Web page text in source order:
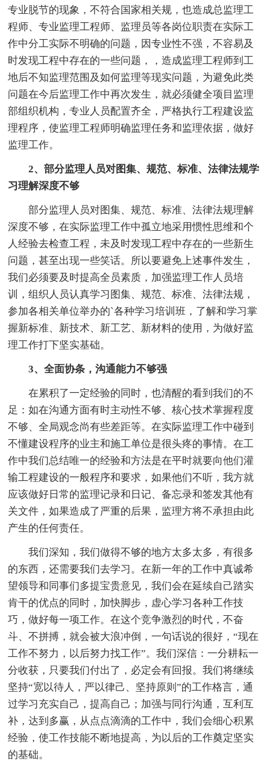
专业脱节的现象，不符合国家相关规，也造成总监理工
程师、专业监理工程师、监理员等各岗位职责在实际工
作中分工实际不明确的问题，因专业性不强，不容易及
时发现工程中存在的一些问题，，造成监理工程师到工
地后不知监理范围及如何监理等现实问题，为避免此类
问题在今后监理工作中再次发生，就必须健全项目监理
部组织机构，专业人员配置齐全，严格执行工程建设监
理程序，使监理工程师明确监理任务和监理依据，做好
监理工作。
2、部分监理人员对图集、规范、标准、法律法规学
习理解深度不够
部分监理人员对图集、规范、标准、法律法规理解
深度不够，在实际监理工作中孤立地采用惯性思维和个
人经验去检查工程，未及时发现工程中存在的一些新生
问题，甚至出现一些笑话。所以要避免上述事件发生，
我们必须要及时提高全员素质，加强监理工作人员培
训，组织人员认真学习图集、规范、标准、法律法规，
参加各相关单位举办的`各种学习培训班，了解和学习掌
握新标准、新技术、新工艺、新材料的使用，为做好监
理工作打下坚实基础。
3、全面协条，沟通能力不够强
在累积了一定经验的同时，也清醒的看到我们的不
足：如在沟通方面有时主动性不够、核心技术掌握程度
不够、全局观念尚有些差距等。在实际监理工作中碰到
不懂建设程序的业主和施工单位是很头疼的事情。在工
作中我们总结唯一的经验和方法是在平时就要向他们灌
输工程建设的一般程序和要求，如果他们不听，我方就
应该做好日常的监理记录和日记、备忘录和签发其他有
关文件，如果造成了严重的后果，监理方将不承担由此
产生的任何责任。
我们深知，我们做得不够的地方太多太多，有很多
的东西，还需要我们去学习。在新一年的工作中真诚希
望领导和同事们多提宝贵意见，我们会在延续自己踏实
肯干的优点的同时，加快脚步，虚心学习各种工作技
巧，做好每一项工作。在这个竞争激烈的时代，不奋
斗、不拼搏，就会被大浪冲倒，一句话说的很好，“现在
工作不努力，以后努力找工作”。我们深信：一分耕耘一
分收获，只要我们付出了，必定会有回报。我们将继续
坚持“宽以待人，严以律己、坚持原则”的工作格言，通
过学习充实自己，提高自己；加强与同行沟通，互利互
补，达到多赢，从点点滴滴的工作中，我们会细心积累
经验，使工作技能不断地提高，为以后的工作奠定坚实
的基础。